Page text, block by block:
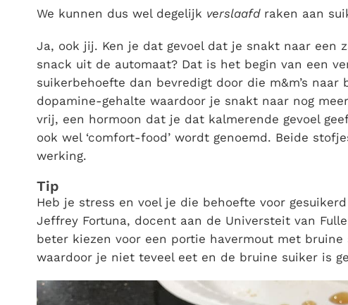
We kunnen dus wel degelijk verslaafdraken aan
Ja, ook jij. Ken je dat gevoel dat je snakt naar een
snack uit de automaat? Dat is het begin van een
suikerbehoefte dan bevredigt door die m&m’s
dopamine-gehalte waardoor je snakt naar nog
vrij, een hormoon dat je dat kalmerende gevoel
ook wel ‘comfort-food’ wordt genoemd. Beide
werking.
Tip
Heb je stress en voel je die behoefte voor
Jeffrey Fortuna, docent aan de Universteit van
beter kiezen voor een portie havermout met
waardoor je niet teveel eet en de bruine suiker is